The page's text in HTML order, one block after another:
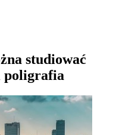
studiować
poligrafia